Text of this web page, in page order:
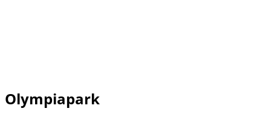
Olympiapark